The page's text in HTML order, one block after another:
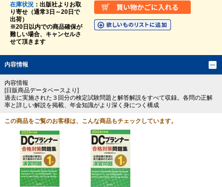
在庫状況：出版社よりお取
り寄せ（通常3日～20日で
出荷）
※20日以内での商品確保が
難しい場合、キャンセルさ
せて頂きます
内容情報
内容情報
[日販商品データベースより]
過去に実施された３回分の検定試験問題と解答解説をすべて収録。各問の正解
率と詳しい解説を掲載、年金知識がより深く身につく構成
この商品をご覧のお客様は、こんな商品もチェックしています。